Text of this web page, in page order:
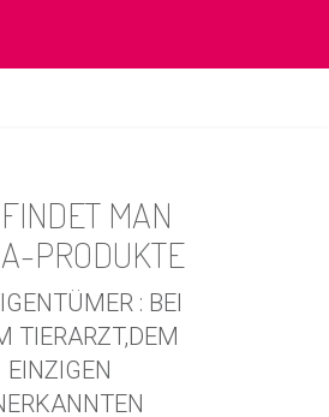
MAN
PRODUKTE
: BEI
TIERARZT,DEM
EINZIGEN